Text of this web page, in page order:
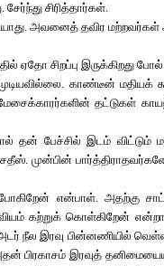
சிரித்தார்கள்.
அவனைத் தவிர
ஏதோ சிறப்பு இருக்கிறது
காண்டீன் மதியக்
தட்டுகள்
போல் தன் பேச்சில் இடம்
முன்பின்
என்பாள். அதற்கு
கற்றுக் கொள்கிறேன்
நீல இரவு பின்னணியில்
இரவுத்